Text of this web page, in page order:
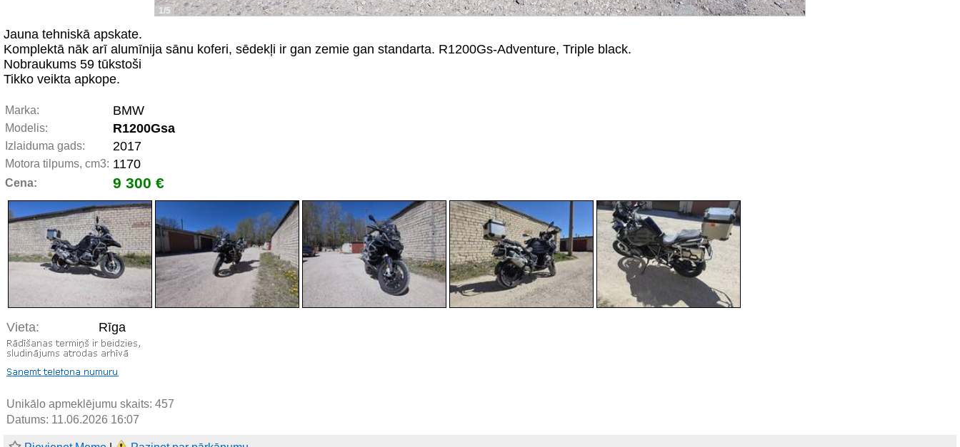
1/5
Jauna tehniskā apskate.
Komplektā nāk arī alumīnija sānu koferi, sēdekļi ir gan zemie gan standarta. R1200Gs-Adventure, Triple black.
Nobraukums 59 tūkstoši
Tikko veikta apkope.
Marka: BMW
Modelis: R1200Gsa
Izlaiduma gads: 2017
Motora tilpums, cm3: 1170
Cena: 9 300 €
Vieta: Rīga
Unikālo apmeklējumu skaits: 457
Datums: 11.06.2026 16:07